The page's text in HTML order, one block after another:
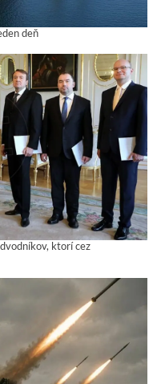
deň
ktorí cez